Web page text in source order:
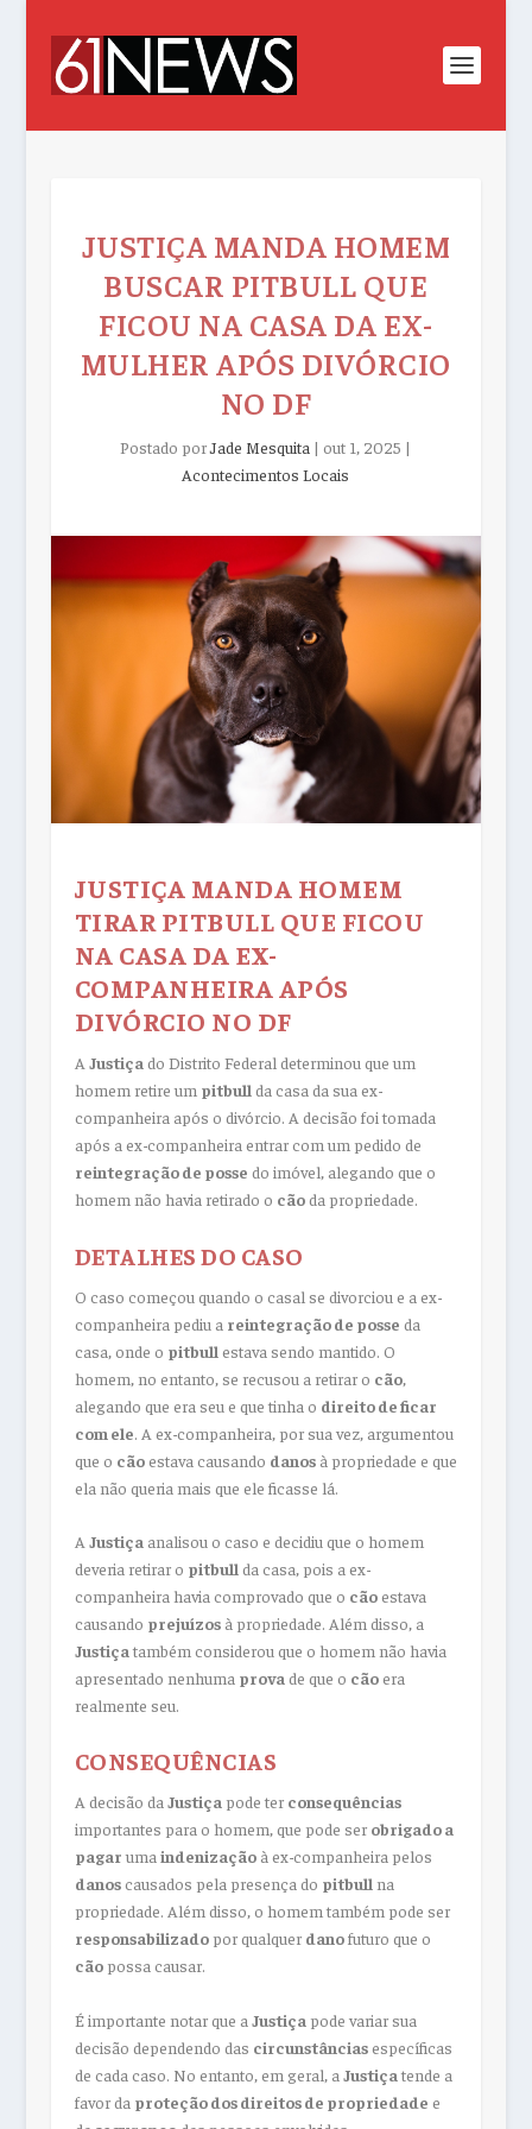
JUSTIÇA MANDA HOMEM
BUSCAR PITBULL QUE
FICOU NA CASA DA EX-
MULHER APÓS DIVÓRCIO
NO DF
Postado porJade Mesquita |out 1, 2025 |
Acontecimentos Locais
JUSTIÇA MANDA HOMEM
TIRAR PITBULL QUE FICOU
NA CASA DA EX-
COMPANHEIRA APÓS
DIVÓRCIO NO DF
A Justiça do Distrito Federal determinou que um
homem retire um pitbull da casa da sua ex-
companheira após o divórcio. A decisão foi tomada
após a ex-companheira entrar com um pedido de
reintegração de posse do imóvel, alegando que o
homem não havia retirado o cãoda propriedade.
DETALHES DO CASO
O caso começou quando o casal se divorciou e a ex-
companheira pediu a reintegração de posse da
casa, onde o pitbull estava sendo mantido. O
homem, no entanto, se recusou a retirar o cão,
alegando que era seu e que tinha o direito de ficar
com ele. A ex-companheira, por sua vez, argumentou
que o cãoestava causando danosà propriedade e que
ela não queria mais que ele ficasse lá.
A Justiça analisou o caso e decidiu que o homem
deveria retirar o pitbull da casa, pois a ex-
companheira havia comprovado que o cãoestava
causando prejuízosà propriedade. Além disso, a
Justiçatambém considerou que o homem não havia
apresentado nenhuma prova de que o cãoera
realmente seu.
CONSEQUÊNCIAS
A decisão da Justiça pode ter consequências
importantes para o homem, que pode ser obrigado a
pagaruma indenizaçãoà ex-companheira pelos
danoscausados pela presença do pitbull na
propriedade. Além disso, o homem também pode ser
responsabilizadopor qualquer danofuturo que o
cãopossa causar.
É importante notar que a Justiça pode variar sua
decisão dependendo das circunstânciasespecíficas
de cada caso. No entanto, em geral, a Justiçatende a
favor da proteção dos direitos de propriedade e